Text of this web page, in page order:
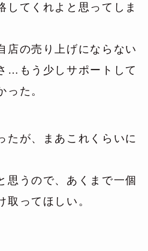
してくれよと思ってしま
店の売り上げにならない
…もう少しサポートして
った。
たが、まあこれくらいに
思うので、あくまで一個
取ってほしい。